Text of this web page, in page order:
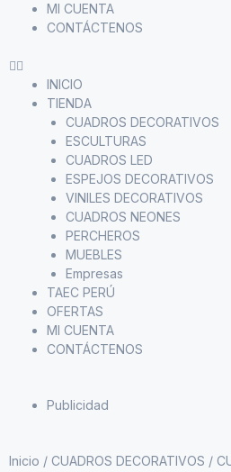
MI CUENTA
CONTÁCTENOS
INICIO
TIENDA
CUADROS DECORATIVOS
ESCULTURAS
CUADROS LED
ESPEJOS DECORATIVOS
VINILES DECORATIVOS
CUADROS NEONES
PERCHEROS
MUEBLES
Empresas
TAEC PERÚ
OFERTAS
MI CUENTA
CONTÁCTENOS
Publicidad
Inicio / CUADROS DECORATIVOS /